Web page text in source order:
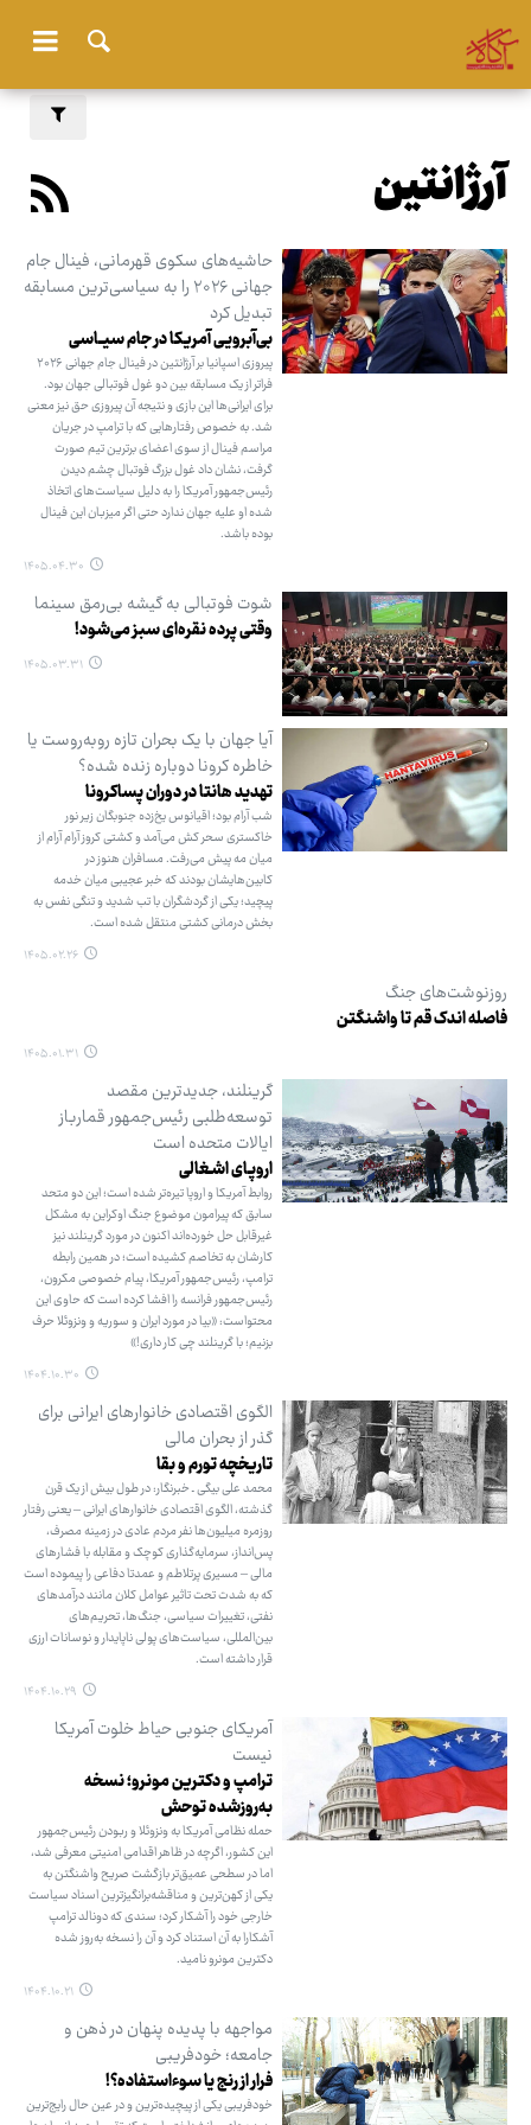
آرژانتین
حاشیه‌های سکوی قهرمانی، فینال جام
جهانی ۲۰۲۶ را به سیاسی‌ترین مسابقه
تبدیل کرد
بی‌آبرویـی آمریکا در جام سیــاسی
پیروزی اسپانیا بر آرژانتین در فینال جام جهانی ۲۰۲۶
فراتر از یک مسابقه بین دو غول فوتبالی جهان بود.
برای ایرانی‌ها این بازی و نتیجه آن پیروزی حق نیز معنی
شد. به خصوص رفتارهایی که با ترامپ در جریان
مراسم فینال از سوی اعضای برترین تیم صورت
گرفت، نشان داد غول بزرگ فوتبال چشم دیدن
رئیس‌جمهور آمریکا را به دلیل سیاست‌های اتخاذ
شده او علیه جهان ندارد حتی اگر میزبان این فینال
بوده باشد.
۱۴۰۵.۰۴.۳۰
شوت فوتبالی به گیشه بی‌رمق سینما
وقتی پرده نقره‌ای سبز می‌شود!
۱۴۰۵.۰۳.۳۱
آیا جهان با یک بحران تازه روبه‌روست یا
خاطره کرونا دوباره زنده شده؟
تهدید هانتا در دوران پساکرونا
شب آرام بود؛ اقیانوس یخ‌زده جنوبگان زیر نور
خاکستری سحر کش می‌آمد و کشتی کروز آرام آرام از
میان مه پیش می‌رفت. مسافران هنوز در
کابین‌هایشان بودند که خبر عجیبی میان خدمه
پیچید؛ یکی از گردشگران با تب شدید و تنگی نفس به
بخش درمانی کشتی منتقل شده است.
۱۴۰۵.۰۲.۲۶
روزنوشت‌های جنگ
فاصله اندک قم تا واشنگتن
۱۴۰۵.۰۱.۳۱
گرینلند، جدیدترین مقصد
توسعه‌طلبی رئیس‌جمهور قمارباز
ایالات متحده است
اروپـای اشـغالی
روابط آمریکا و اروپا تیره‌تر شده است؛ این دو متحد
سابق که پیرامون موضوع جنگ اوکراین به مشکل
غیرقابل حل خورده‌اند اکنون در مورد گرینلند نیز
کارشان به تخاصم کشیده است؛ در همین رابطه
ترامپ، رئیس‌جمهور آمریکا، پیام خصوصی مکرون،
رئیس‌جمهور فرانسه را افشا کرده است که حاوی این
محتواست: «بیا در مورد ایران و سوریه و ونزوئلا حرف
بزنیم؛ با گرینلند چی کار داری!»
۱۴۰۴.۱۰.۳۰
الگوی اقتصادی خانوارهای ایرانی برای
گذر از بحران مالی
تاریخچه تورم و بقا
محمد علی بیگی ـ خبرنگار: در طول بیش از یک قرن
گذشته، الگوی اقتصادی خانوارهای ایرانی – یعنی رفتار
روزمره میلیون‌ها نفر مردم عادی در زمینه مصرف،
پس‌انداز، سرمایه‌گذاری کوچک و مقابله با فشارهای
مالی – مسیری پرتلاطم و عمدتا دفاعی را پیموده است
که به شدت تحت تاثیر عوامل کلان مانند درآمدهای
نفتی، تغییرات سیاسی، جنگ‌ها، تحریم‌های
بین‌المللی، سیاست‌های پولی ناپایدار و نوسانات ارزی
قرار داشته است.
۱۴۰۴.۱۰.۲۹
آمریکای جنوبی حیاط خلوت آمریکا
نیست
ترامپ و دکترین مونرو؛ نسخه
به‌روزشده توحش
حمله نظامی آمریکا به ونزوئلا و ربودن رئیس‌جمهور
این کشور، اگرچه در ظاهر اقدامی امنیتی معرفی شد،
اما در سطحی عمیق‌تر بازگشت صریح واشنگتن به
یکی از کهن‌ترین و مناقشه‌برانگیزترین اسناد سیاست
خارجی خود را آشکار کرد؛ سندی که دونالد ترامپ
آشکارا به آن استناد کرد و آن را نسخه به‌روز شده
دکترین مونرو نامید.
۱۴۰۴.۱۰.۲۱
مواجهه با پدیده پنهان در ذهن و
جامعه؛ خودفریبی
فرار از رنج یا سوءاستفاده؟!
خودفریبی یکی از پیچیده‌ترین و در عین حال رایج‌ترین